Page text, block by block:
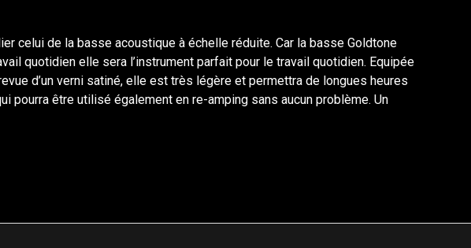
celui de la basse acoustique à échelle réduite. Car la basse Goldtone
quotidien elle sera l’instrument parfait pour le travail quotidien. Equipée
d’un verni satiné, elle est très légère et permettra de longues heures
pourra être utilisé également en re-amping sans aucun problème. Un